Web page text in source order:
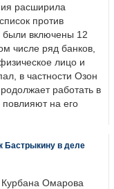
расширила
против
были включены 12
числе ряд банков,
лицо и
в частности Озон
работать в
на его
Бастрыкину в деле
Омарова